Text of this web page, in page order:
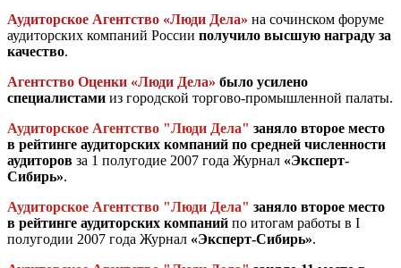
Аудиторское Агентство «Люди Дела» на сочинском форуме
аудиторских компаний России получило высшую награду за
качество.
Агентство Оценки «Люди Дела» было усилено
специалистами из городской торгово-промышленной палаты.
Аудиторское Агентство "Люди Дела" заняло второе место
в рейтинге аудиторских компаний по средней численности
аудиторов за 1 полугодие 2007 года Журнал «Эксперт-
Сибирь».
Аудиторское Агентство "Люди Дела" заняло второе место
в рейтинге аудиторских компаний по итогам работы в I
полугодии 2007 года Журнал «Эксперт-Сибирь».